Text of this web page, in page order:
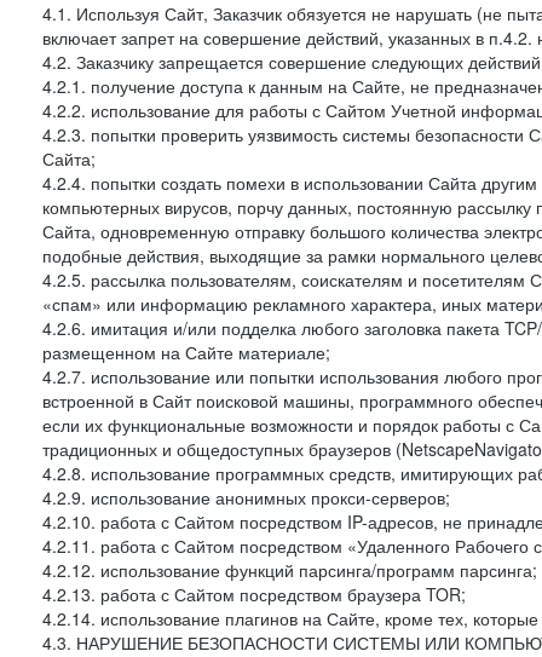
4.1. Используя Сайт, Заказчик обязуется не нарушать (не
включает запрет на совершение действий, указанных в
4.2. Заказчику запрещается совершение следующих
4.2.1. получение доступа к данным на Сайте, не
4.2.2. использование для работы с Сайтом Учетной
4.2.3. попытки проверить уязвимость системы
Сайта;
4.2.4. попытки создать помехи в использовании Сайта
компьютерных вирусов, порчу данных, постоянную
Сайта, одновременную отправку большого количества
подобные действия, выходящие за рамки нормального
4.2.5. рассылка пользователям, соискателям и
«спам» или информацию рекламного характера, иных
4.2.6. имитация и/или подделка любого заголовка пакета
размещенном на Сайте материале;
4.2.7. использование или попытки использования любого
встроенной в Сайт поисковой машины, программного
если их функциональные возможности и порядок работы с
традиционных и общедоступных браузеров
4.2.8. использование программных средств, имитирующих
4.2.9. использование анонимных прокси-серверов;
4.2.10. работа с Сайтом посредством IP-адресов, не
4.2.11. работа с Сайтом посредством «Удаленного Рабочего
4.2.12. использование функций парсинга/программ парсинга;
4.2.13. работа с Сайтом посредством браузера TOR;
4.2.14. использование плагинов на Сайте, кроме тех,
4.3. НАРУШЕНИЕ БЕЗОПАСНОСТИ СИСТЕМЫ ИЛИ